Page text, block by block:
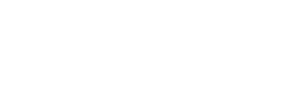
"Educar
Anos - A